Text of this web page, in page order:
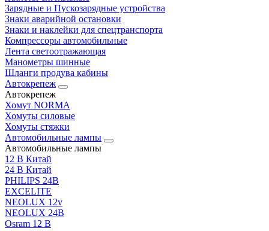
Зарядные и Пускозарядные устройства
Знаки аварийной остановки
Знаки и наклейки для спецтранспорта
Компрессоры автомобильные
Лента светоотражающая
Манометры шинные
Шланги продува кабины
Автокрепеж
Автокрепеж
Хомут NORMA
Хомуты силовые
Хомуты стяжки
Автомобильные лампы
Автомобильные лампы
12 В Китай
24 В Китай
PHILIPS 24В
EXCELITE
NEOLUX 12v
NEOLUX 24В
Osram 12 В